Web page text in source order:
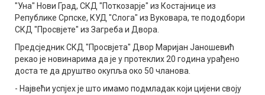
"Уна" Нови Град, СКД "Поткозарје" из Костајнице из
Републике Српске, КУД "Слога" из Вуковара, те пододбори
СКД "Просвјете" из Загреба и Двора.
Предсједник СКД "Просвјета" Двор Маријан Јаношевић
рекао је новинарима да је у протеклих 20 година урађено
доста те да друштво окупља око 50 чланова.
- Највећи успјех је што имамо подмладак који цијени своју